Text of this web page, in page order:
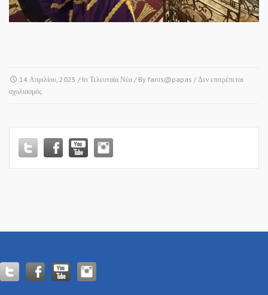
14 Απριλίου, 2025 / In Τελευταία Νέα / By fanis@papas /Δεν επιτρέπεται
σχολιασμόςστο
&
ΑΓΙΟΣ
ΑΘΑΝΑΣΙΟΣ